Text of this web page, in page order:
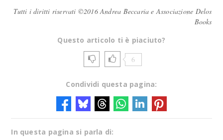
Tutti i diritti riservati ©2016 Andrea Beccaria e Associazione Delos
Books
Questo articolo ti è piaciuto?
6
Condividi questa pagina:
In questa pagina si parla di: